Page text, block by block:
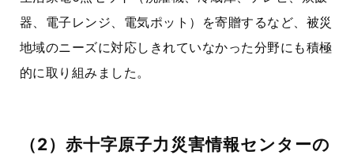
器、電子レンジ、電気ポット）を寄贈するなど、被災
地域のニーズに対応しきれていなかった分野にも積極
的に取り組みました。
（2）赤十字原子力災害情報センターの